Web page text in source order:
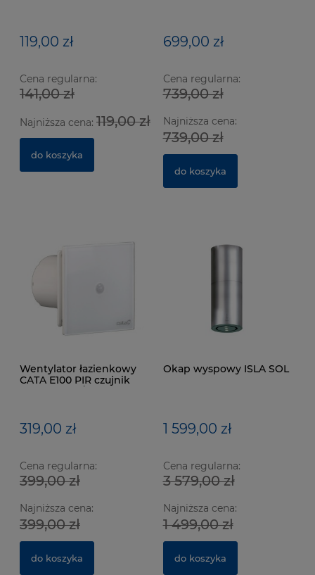
119,00 zł
Cena regularna:
141,00 zł
Najniższa cena: 119,00 zł
do koszyka
699,00 zł
Cena regularna:
739,00 zł
Najniższa cena:
739,00 zł
do koszyka
Wentylator łazienkowy
CATA E100 PIR czujnik
319,00 zł
Cena regularna:
399,00 zł
Najniższa cena:
399,00 zł
do koszyka
Okap wyspowy ISLA SOL
1 599,00 zł
Cena regularna:
3 579,00 zł
Najniższa cena:
1 499,00 zł
do koszyka
czujnikiem wilgotności
364,00 zł